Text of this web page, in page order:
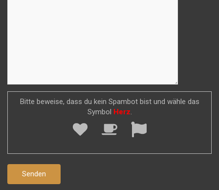
Bitte beweise, dass du kein Spambot bist und wähle das
Symbol
Herz.